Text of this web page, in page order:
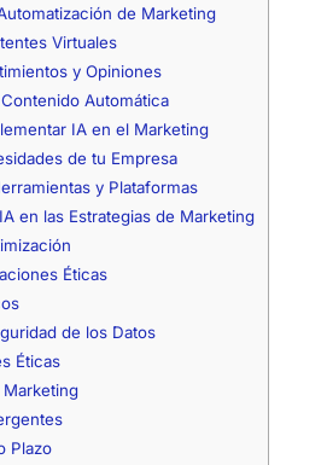
de Marketing
Virtuales
y Opiniones
Automática
IA en el Marketing
de tu Empresa
y Plataformas
en las Estrategias de Marketing
Éticas
de los Datos
Éticas
Plazo